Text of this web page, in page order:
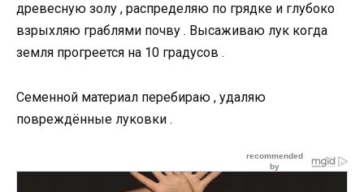
древесную золу , распределяю по грядке и глубоко
взрыхляю граблями почву . Высаживаю лук когда
земля прогреется на 10 градусов .
Семенной материал перебираю , удаляю
повреждённые луковки .